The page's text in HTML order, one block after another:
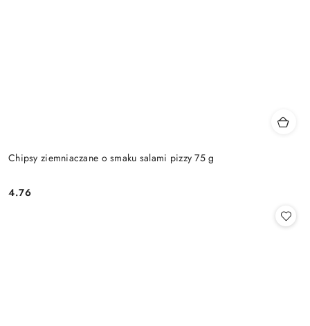
Chipsy ziemniaczane o smaku salami pizzy 75 g
Cena:
4.76